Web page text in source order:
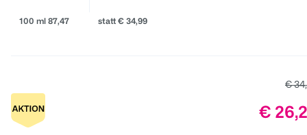
100 ml 87,47 statt € 34,99
€
Preis:
€